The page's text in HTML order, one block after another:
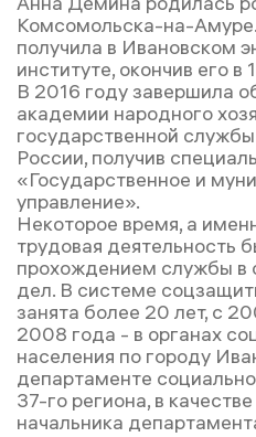
Комсомольска-на-
получила в Ивановском
институте, окончив его
В 2016 году завершила
академии народного
государственной
России, получив
«Государственное и
управление».
Некоторое время, а
трудовая деятельность
прохождением службы в
дел. В системе
занята более 20 лет, с
2008 года - в органах
населения по городу
департаменте
37-го региона, в
начальника